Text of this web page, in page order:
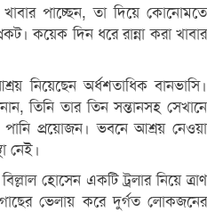
পাচ্ছেন, তা দিয়ে কোনোমতে
কয়েক দিন ধরে রান্না করা খাবার
নিয়েছেন অর্ধশতাধিক বানভাসি।
তিনি তার তিন সন্তানসহ সেখানে
প্রয়োজন। ভবনে আশ্রয় নেওয়া
নেই।
হোসেন একটি ট্রলার নিয়ে ত্রাণ
ভেলায় করে দুর্গত লোকজনের